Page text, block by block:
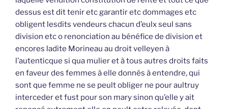
dessus est dit tenir etc garantir etc dommages etc
obligent lesdits vendeurs chacun d’eulx seul sans
division etc o renonciation au bénéfice de division et
encores ladite Morineau au droit velleyen à
l’autenticque si qua mulier et à tous autres droits faits
en faveur des femmes à elle donnés à entendre, qui
sont que femme ne se peult obliger ne pour aultruy
interceder et fust pour son mary sinon qu’elle y ait